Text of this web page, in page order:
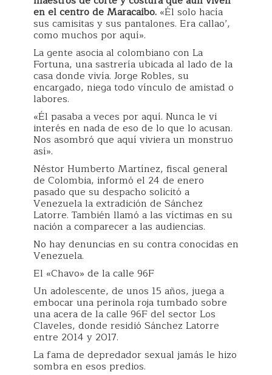
en el centro de Maracaibo. «Él solo hacía
sus camisitas y sus pantalones. Era callao’,
como muchos por aquí».
La gente asocia al colombiano con La
Fortuna, una sastrería ubicada al lado de la
casa donde vivía. Jorge Robles, su
encargado, niega todo vínculo de amistad o
labores.
«Él pasaba a veces por aquí. Nunca le vi
interés en nada de eso de lo que lo acusan.
Nos asombró que aquí viviera un monstruo
así».
Néstor Humberto Martínez, fiscal general
de Colombia, informó el 24 de enero
pasado que su despacho solicitó a
Venezuela la extradición de Sánchez
Latorre. También llamó a las víctimas en su
nación a comparecer a las audiencias.
No hay denuncias en su contra conocidas en
Venezuela.
El «Chavo» de la calle 96F
Un adolescente, de unos 15 años, juega a
embocar una perinola roja tumbado sobre
una acera de la calle 96F del sector Los
Claveles, donde residió Sánchez Latorre
entre 2014 y 2017.
La fama de depredador sexual jamás le hizo
sombra en esos predios.